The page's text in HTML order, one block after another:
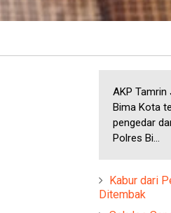
AKP Tamrin
Bima Kota
pengedar
Polres Bi...
Kabur dari
Ditembak